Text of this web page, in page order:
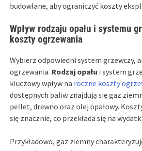
budowlane, aby ograniczyć koszty
Wpływ rodzaju opału i systemu
koszty ogrzewania
Wybierz odpowiedni system grzewczy,
ogrzewania. Rodzaj opału i system
kluczowy wpływ na roczne koszty
dostępnych paliw znajdują się gaz
pellet, drewno oraz olej opałowy.
się znacznie, co przekłada się na
Przykładowo, gaz ziemny